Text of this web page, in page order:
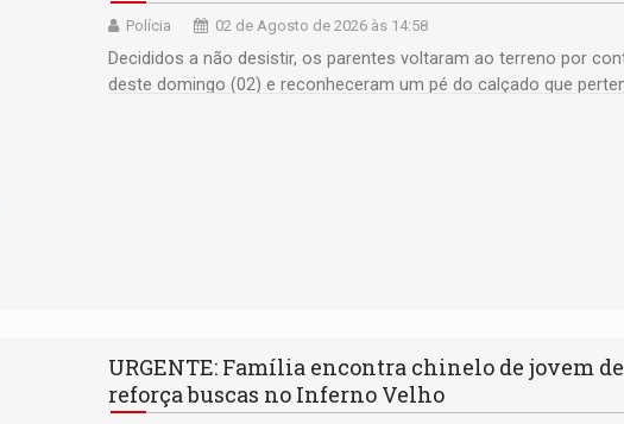
Polícia 02 de Agosto de 2026 às 14:58
Decididos a não desistir, os parentes voltaram ao terreno por
deste domingo (02) e reconheceram um pé do calçado que
URGENTE: Família encontra chinelo de jovem
reforça buscas no Inferno Velho